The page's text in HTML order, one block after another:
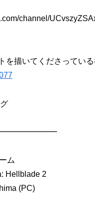
channel/
を描いてくださっている
ム
Hellblade 2
(PC)